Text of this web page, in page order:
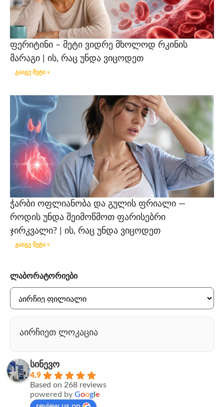
ფერიტინი – მეტი ვიდრე მხოლოდ რკინის
მარაგი | ის, რაც უნდა ვიცოდეთ
გაიგე მეტი »
ჭარბი ოფლიანობა და გულის ფრიალი —
როდის უნდა შეიმოწმოთ ფარისებრი
ჯირკვალი? | ის, რაც უნდა ვიცოდეთ
გაიგე მეტი »
ლაბორატორიები
აირჩიეთ ლოკაცია
სინევო
4.9
Based on 268 reviews
powered by Goog e